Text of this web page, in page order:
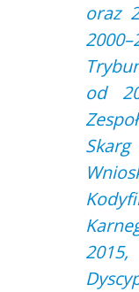
oraz
od